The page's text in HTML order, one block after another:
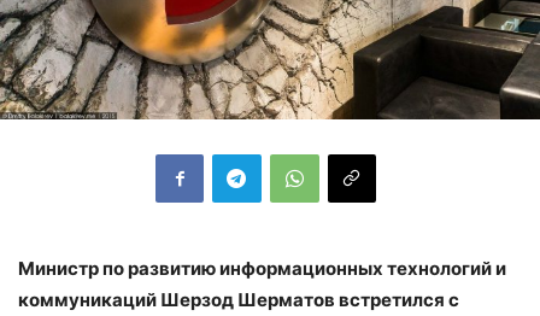
Министр по развитию информационных технологий и
коммуникаций Шерзод Шерматов встретился с